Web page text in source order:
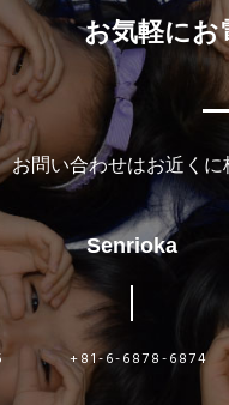
お気軽にお
お問い合わせはお近く
Senrioka
+81-6-6878-6874